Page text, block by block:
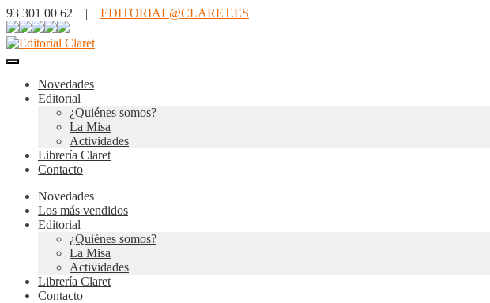
93 301 00 62 | EDITORIAL@CLARET.ES
Novedades
Editorial
¿Quiénes somos?
La Misa
Actividades
Librería Claret
Contacto
Novedades
Los más vendidos
Editorial
¿Quiénes somos?
La Misa
Actividades
Librería Claret
Contacto